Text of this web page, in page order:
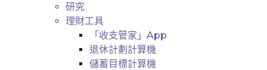
研究
理財工具
「收支管家」App
退休計劃計算機
儲蓄目標計算機